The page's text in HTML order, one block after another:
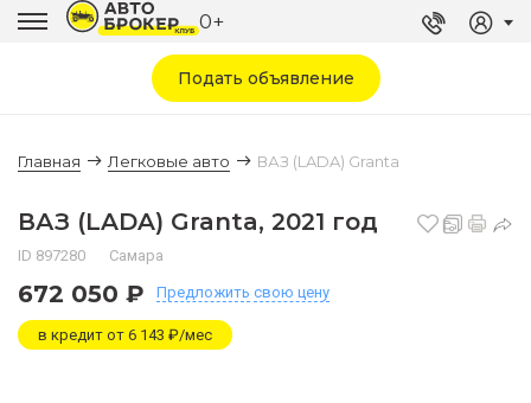
0+
Подать объявление
Главная Легковые авто ВАЗ (LADA) Granta
ВАЗ (LADA) Granta, 2021 год
ID 897280 Самара
672 050 ₽ Предложить свою цену
в кредит от 6 143 ₽/мес